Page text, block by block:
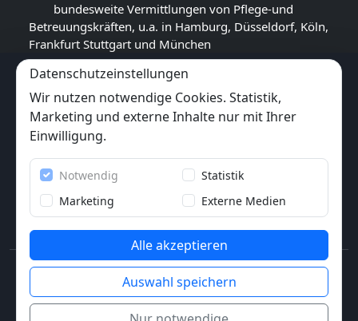
bundesweite Vermittlungen von Pflege-und
Betreuungskräften, u.a. in Hamburg, Düsseldorf, Köln,
Frankfurt Stuttgart und München
GOOGLE BEWERTUNG
★★★★★
( 16 Rezensionen)
6x★★★★★
(6 Bewertungen)
© 2013-2026 Pflegewunder.de - Alle Rechte
vorbehalten.
Datenschutzeinstellungen
Wir nutzen notwendige Cookies. Statistik,
Marketing und externe Inhalte nur mit Ihrer
Einwilligung.
Notwendig
Statistik
Marketing
Externe Medien
Alle akzeptieren
Auswahl speichern